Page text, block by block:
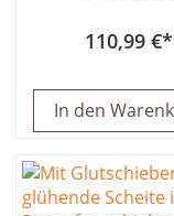
110,99 €
In den